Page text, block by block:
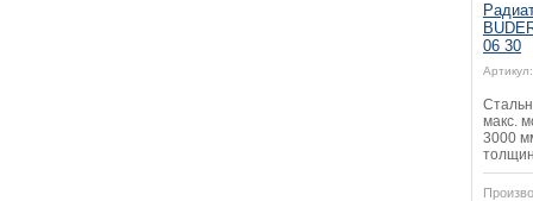
06 30
Артикул:
макс.
3000